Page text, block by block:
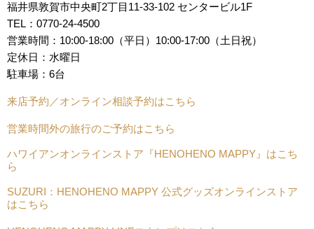
福井県敦賀市中央町2丁目11-33-102 センタービル1F
TEL：0770-24-4500
営業時間：10:00-18:00（平日）10:00-17:00（土日祝）
定休日：水曜日
駐車場：6台
来店予約／オンライン相談予約はこちら
営業時間外の旅行のご予約はこちら
ハワイアンオンラインストア『HENOHENO MAPPY』はこち
ら
SUZURI：HENOHENO MAPPY 公式グッズオンラインストア
はこちら